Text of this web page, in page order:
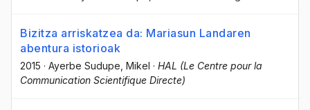
Bizitza arriskatzea da: Mariasun Landaren
abentura istorioak
2015 · Ayerbe Sudupe, Mikel · HAL (Le Centre pour la
Communication Scientifique Directe)